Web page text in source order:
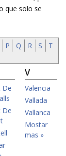
que solo se
P Q R S
T
De
De
V
Valencia
Vallada
Vallanca
Mostar
mas »